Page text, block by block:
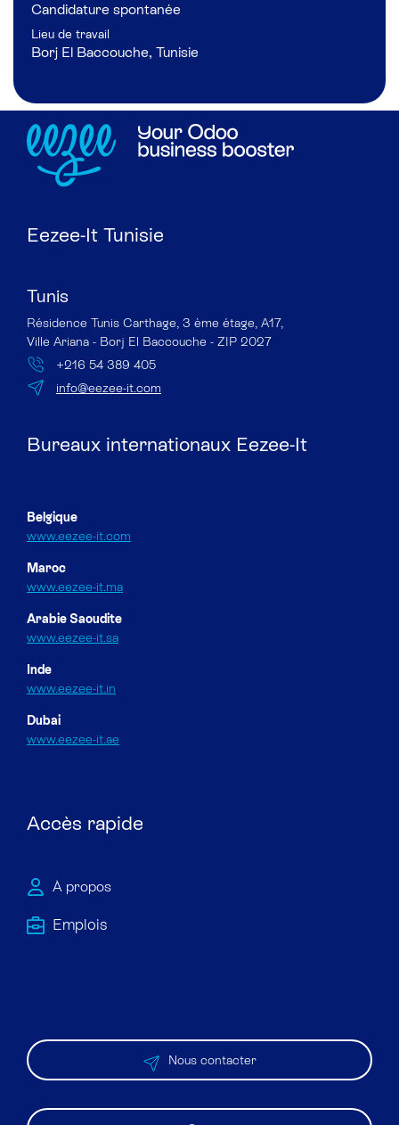
Candidature spontanée
Lieu de travail
Borj El Baccouche, Tunisie
Eezee-It Tunisie
Tunis
Résidence Tunis Carthage, 3 ème étage, A17,
Ville Ariana - Borj El Baccouche - ZIP 2027
+216 54 389 405
info@eezee-it.com
Bureaux internationaux Eezee-It
Belgique
www.eezee-it.com
Maroc
www.eezee-it.ma
Arabie Saoudite
www.eezee-it.sa
Inde
www.eezee-it.in
Dubai
www.eezee-it.ae
Accès rapide
À propos
Emploi​s
Nous contacter